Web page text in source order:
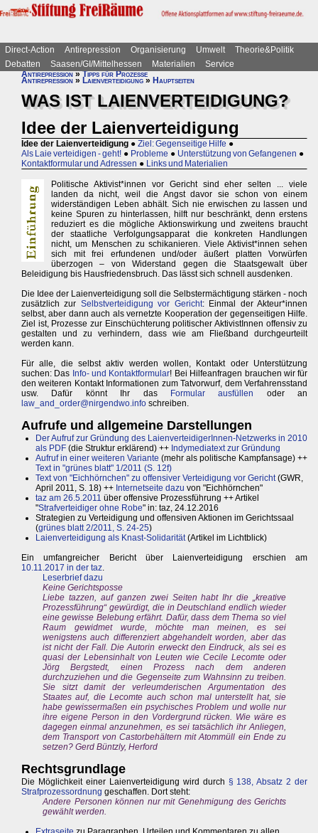
Direct-Action Antirepression Organisierung Umwelt
Theorie&Politik
Debatten
Saasen/GI/Mittelhessen Materialien
Service
Antirepression»Tipps für Prozesse
Antirepression » Laienverteidigung » Hauptseiten
WAS IST LAIENVERTEIDIGUNG?
Idee der Laienverteidigung
Idee der Laienverteidigung ● Ziel: Gegenseitige Hilfe ●
Als Laie verteidigen - geht! ● Probleme ● Unterstützung von Gefangenen ●
Kontaktformular und Adressen ● Links und Materialien
Politische Aktivist*innen vor Gericht sind eher selten ... viele
landen da nicht, weil die Angst davor sie schon von einem
widerständigen Leben abhält. Sich nie erwischen zu lassen und
keine Spuren zu hinterlassen, hilft nur beschränkt, denn erstens
reduziert es die mögliche Aktionswirkung und zweitens braucht
der staatliche Verfolgungsapparat die konkreten Handlungen
nicht, um Menschen zu schikanieren. Viele Aktivist*innen sehen
sich mit frei erfundenen und/oder äußert platten Vorwürfen
überzogen – von Widerstand gegen die Staatsgewalt über
Beleidigung bis Hausfriedensbruch. Das lässt sich schnell ausdenken.
Die Idee der Laienverteidigung soll die Selbstermächtigung stärken - noch
zusätzlich zur Selbstverteidigung vor Gericht: Einmal der Akteur*innen
selbst, aber dann auch als vernetzte Kooperation der gegenseitigen Hilfe.
Ziel ist, Prozesse zur Einschüchterung politischer AktivistInnen offensiv zu
gestalten und zu verhindern, dass wie am Fließband durchgeurteilt
werden kann.
Für alle, die selbst aktiv werden wollen, Kontakt oder Unterstützung
suchen: Das Info- und Kontaktformular! Bei Hilfeanfragen brauchen wir für
den weiteren Kontakt Informationen zum Tatvorwurf, dem Verfahrensstand
usw. Dafür könnt Ihr das
Formular ausfüllen
oder an
law_and_order@nirgendwo.info schreiben.
Aufrufe und allgemeine Darstellungen
Der Aufruf zur Gründung des LaienverteidigerInnen-Netzwerks in 2010
als PDF (die Struktur erklärend) ++ Indymediatext zur Gründung
Aufruf in einer weiteren Variante (mehr als politische Kampfansage) ++
Text in "grünes blatt" 1/2011 (S. 12f)
Text von "Eichhörnchen" zu offensiver Verteidigung vor Gericht(GWR,
April 2011, S. 18) ++ Internetseite dazu von "Eichhörnchen"
taz am 26.5.2011 über offensive Prozessführung ++ Artikel
"Strafverteidiger ohne Robe" in: taz, 24.12.2016
Strategien zu Verteidigung und offensiven Aktionen im Gerichtssaal
(grünes blatt 2/2011, S. 24-25)
Laienverteidigung als Knast-Solidarität(Artikel im Lichtblick)
Ein umfangreicher Bericht über Laienverteidigung erschien am
10.11.2017 in der taz.
Leserbrief dazu
Keine Gerichtsposse
Liebe tazzen, auf ganzen zwei Seiten habt Ihr die „kreative
Prozessführung“ gewürdigt, die in Deutschland endlich wieder
eine gewisse Belebung erfährt. Dafür, dass dem Thema so viel
Raum gewidmet wurde, möchte man meinen, es sei
wenigstens auch differenziert abgehandelt worden, aber das
ist nicht der Fall. Die Autorin erweckt den Eindruck, als sei es
quasi der Lebensinhalt von Leuten wie Cecile Lecomte oder
Jörg Bergstedt, einen Prozess nach dem anderen
durchzuziehen und die Gegenseite zum Wahnsinn zu treiben.
Sie sitzt damit der verleumderischen Argumentation des
Staates auf, die Lecomte auch schon mal unterstellt hat, sie
habe gewissermaßen ein psychisches Problem und wolle nur
ihre eigene Person in den Vordergrund rücken. Wie wäre es
dagegen einmal anzunehmen, es sei tatsächlich ihr Anliegen,
dem Transport von Castorbehältern mit Atommüll ein Ende zu
setzen? Gerd Büntzly, Herford
Rechtsgrundlage
Die Möglichkeit einer Laienverteidigung wird durch § 138, Absatz 2 der
Strafprozessordnung geschaffen. Dort steht:
Andere Personen können nur mit Genehmigung des Gerichts
gewählt werden.